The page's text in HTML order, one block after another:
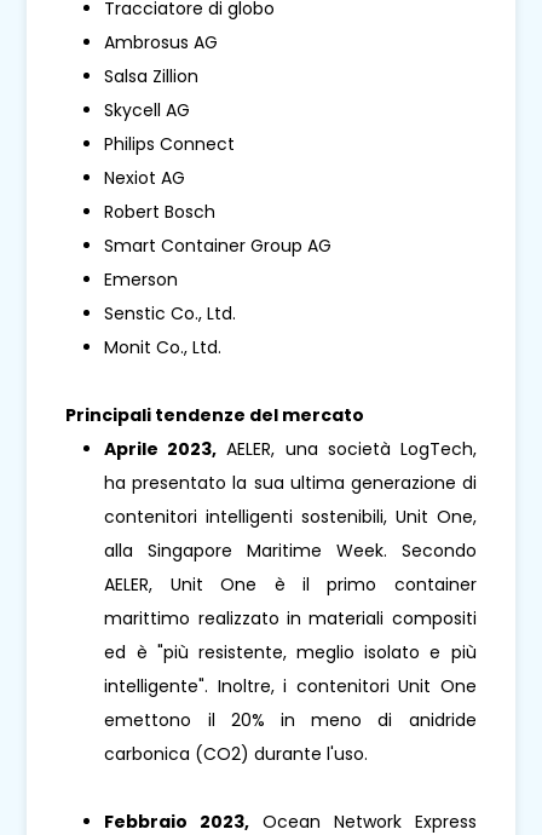
Tracciatore di globo
Ambrosus AG
Salsa Zillion
Skycell AG
Philips Connect
Nexiot AG
Robert Bosch
Smart Container Group AG
Emerson
Senstic Co., Ltd.
Monit Co., Ltd.
Principali tendenze del mercato
Aprile 2023, AELER, una società LogTech,
ha presentato la sua ultima generazione di
contenitori intelligenti sostenibili, Unit One,
alla Singapore Maritime Week. Secondo
AELER, Unit One è il primo container
marittimo realizzato in materiali compositi
ed è "più resistente, meglio isolato e più
intelligente". Inoltre, i contenitori Unit One
emettono il 20% in meno di anidride
carbonica (CO2) durante l'uso.
Febbraio 2023, Ocean Network Express